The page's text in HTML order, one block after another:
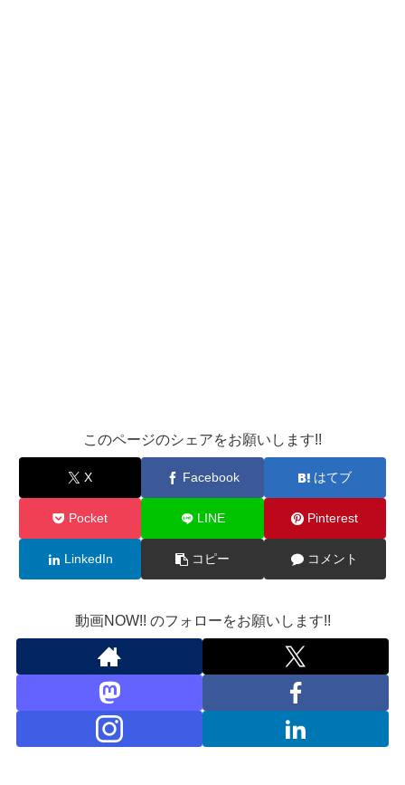
このページのシェアをお願いします!!
X Facebook はてブ
Pocket LINE Pinterest
LinkedIn コピー コメント
動画NOW!! のフォローをお願いします!!